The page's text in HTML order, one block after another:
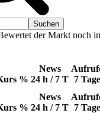
der Markt noch
%
News
24 h / 7 T 7 Tage
%
News
24 h / 7 T 7 Tage